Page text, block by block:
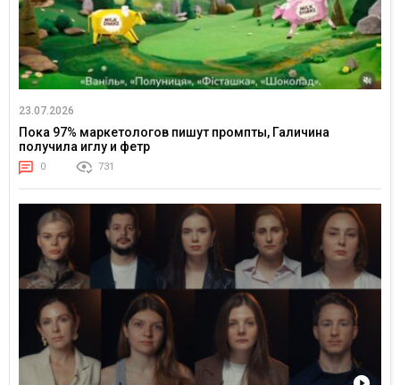
23.07.2026
Пока 97% маркетологов пишут промпты, Галичина
получила иглу и фетр
0 731